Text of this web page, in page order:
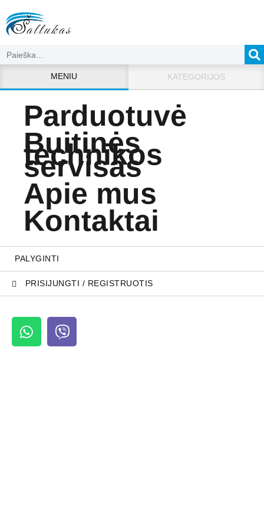
MENIU KATEGORIJOS
Parduotuvė
Buitinės
technikos
servisas
Apie mus
Kontaktai
PALYGINTI
PRISIJUNGTI / REGISTRUOTIS